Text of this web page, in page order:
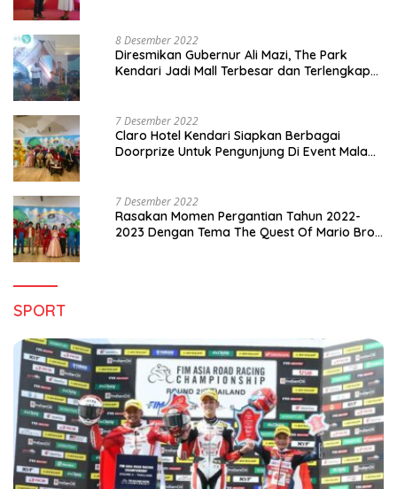
8 Desember 2022
Diresmikan Gubernur Ali Mazi, The Park
Kendari Jadi Mall Terbesar dan Terlengkap
7 Desember 2022
Claro Hotel Kendari Siapkan Berbagai
Doorprize Untuk Pengunjung Di Event Malam
7 Desember 2022
Rasakan Momen Pergantian Tahun 2022-
2023 Dengan Tema The Quest Of Mario Bros
SPORT